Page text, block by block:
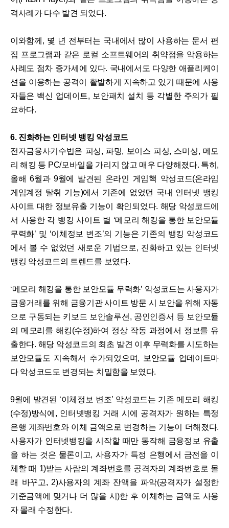
격사례가 다수 발견 되었다.
이와함께, 몇 년 전부터는 국내에서 많이 사용하는 문서 편
집 프로그램과 같은 로컬 소프트웨어의 취약점을 악용하는
사례도 점차 증가세에 있다. 국내에서도 다양한 애플리케이
션을 이용하는 공격이 활발하게 지속하고 있기 때문에 사용
자들은 백신 업데이트, 보안패치 설치 등 각별한 주의가 필
요하다.
6. 진화하는 인터넷 뱅킹 악성코드
전자금융사기수법은 피싱, 파밍, 보이스 피싱, 스미싱, 메모
리 해킹 등 PC/모바일을 가리지 않고 매우 다양해졌다. 특히,
올해 6월과 9월에 발견된 온라인 게임핵 악성코드(온라임
게임계정 탈취 기능)에서 기존에 없었던 국내 인터넷 뱅킹
사이트 대한 정보유출 기능이 확인되었다. 해당 악성코드에
서 사용한 각 뱅킹 사이트 별 ‘메모리 해킹을 통한 보안모듈
무력화’ 및 ‘이체정보 변조’의 기능은 기존의 뱅킹 악성코드
에서 볼 수 없었던 새로운 기법으로, 진화하고 있는 인터넷
뱅킹 악성코드의 트렌드를 보였다.
‘메모리 해킹을 통한 보안모듈 무력화’ 악성코드는 사용자가
금융거래를 위해 금융기관 사이트 방문 시 보안을 위해 자동
으로 구동되는 키보드 보안솔루션, 공인인증서 등 보안모듈
의 메모리를 해킹(수정)하여 정상 작동 과정에서 정보를 유
출한다. 해당 악성코드의 최초 발견 이후 무력화를 시도하는
보안모듈도 지속해서 추가되었으며, 보안모듈 업데이트마
다 악성코드도 변경되는 치밀함을 보였다.
9월에 발견된 ‘이체정보 변조’ 악성코드는 기존 메모리 해킹
(수정)방식에, 인터넷뱅킹 거래 시에 공격자가 원하는 특정
은행 계좌번호와 이체 금액으로 변경하는 기능이 더해졌다.
사용자가 인터넷뱅킹을 시작할 때만 동작해 금융정보 유출
을 하는 것은 물론이고, 사용자가 특정 은행에서 금전을 이
체할 때 1)받는 사람의 계좌번호를 공격자의 계좌번호로 몰
래 바꾸고, 2)사용자의 계좌 잔액을 파악(공격자가 설정한
기준금액에 맞거나 더 많을 시)한 후 이체하는 금액도 사용
자 몰래 수정한다.